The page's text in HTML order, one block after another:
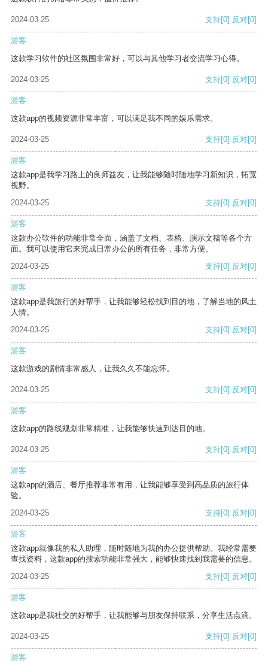
2024-03-25 支持[0] 反对[0]
游客
这款学习软件的社区氛围非常好，可以与其他学习者交流学习心得。
2024-03-25 支持[0] 反对[0]
游客
这款app的视频资源非常丰富，可以满足我不同的娱乐需求。
2024-03-25 支持[0] 反对[0]
游客
这款app是我学习路上的良师益友，让我能够随时随地学习新知识，拓宽
视野。
2024-03-25
支持[0] 反对[0]
游客
这款办公软件的功能非常全面，涵盖了文档、表格、演示文稿等各个方
面。我可以使用它来完成日常办公的所有任务，非常方便。
2024-03-25
支持[0] 反对[0]
游客
这款app是我旅行的好帮手，让我能够轻松找到目的地，了解当地的风土
人情。
2024-03-25
支持[0] 反对[0]
游客
这款游戏的剧情非常感人，让我久久不能忘怀。
2024-03-25 支持[0] 反对[0]
游客
这款app的路线规划非常精准，让我能够快速到达目的地。
2024-03-25 支持[0] 反对[0]
游客
这款app的酒店、餐厅推荐非常有用，让我能够享受到高品质的旅行体
验。
2024-03-25
支持[0] 反对[0]
游客
这款app就像我的私人助理，随时随地为我的办公提供帮助。我经常需要
查找资料，这款app的搜索功能非常强大，能够快速找到我需要的信息。
2024-03-25
支持[0] 反对[0]
游客
这款app是我社交的好帮手，让我能够与朋友保持联系，分享生活点滴。
2024-03-25 支持[0] 反对[0]
游客